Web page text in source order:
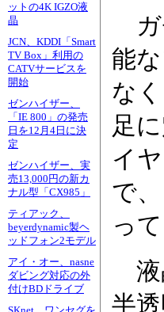
ットの4K IGZO液
晶
JCN、KDDI「Smart
TV Box」利用の
CATVサービスを
開始
ゼンハイザー、
「IE 800」の発売
日を12月4日に決
定
ゼンハイザー、実
売13,000円の新カ
ナル型「CX985」
ティアック、
beyerdynamic製ヘ
ッドフォン2モデル
アイ・オー、nasne
ダビング対応の外
付けBDドライブ
ガ
能
な
足
イ
で
っ
液
半